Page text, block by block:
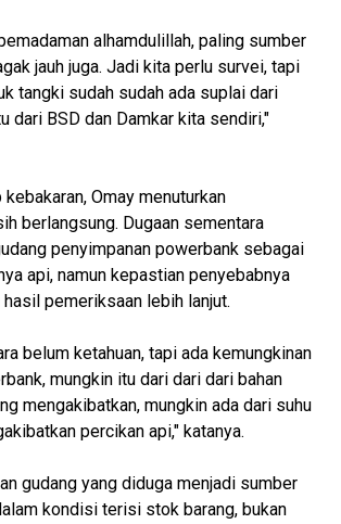
alhamdulillah, paling sumber
jauh juga. Jadi kita perlu survei, tapi
tangki sudah sudah ada suplai dari
dari BSD dan Damkar kita sendiri,"
Omay menuturkan
berlangsung. Dugaan sementara
penyimpanan powerbank sebagai
api, namun kepastian penyebabnya
pemeriksaan lebih lanjut.
belum ketahuan, tapi ada kemungkinan
mungkin itu dari dari dari bahan
mengakibatkan, mungkin ada dari suhu
percikan api," katanya.
gudang yang diduga menjadi sumber
kondisi terisi stok barang, bukan